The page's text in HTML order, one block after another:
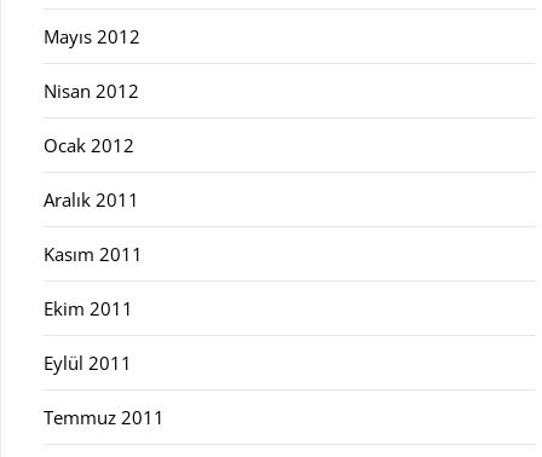
Mayıs 2012
Nisan 2012
Ocak 2012
Aralık 2011
Kasım 2011
Ekim 2011
Eylül 2011
Temmuz 2011